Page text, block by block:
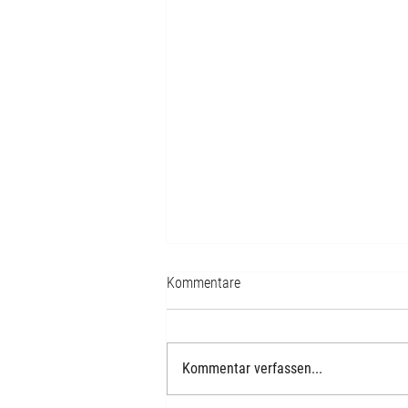
Kontaktpersonen und
Quarantänebestimmungen
Kommentare
Kommentar verfassen...